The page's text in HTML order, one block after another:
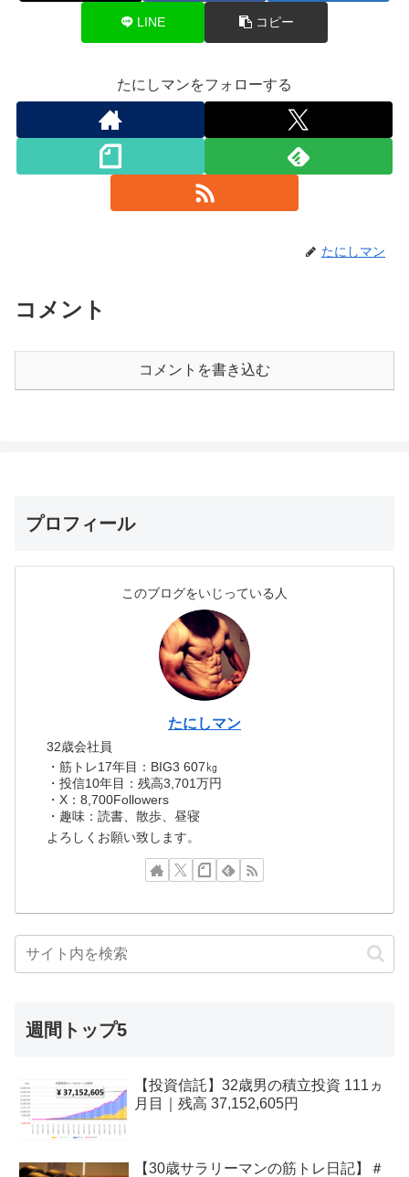
LINE コピー
たにしマンをフォローする
たにしマン
コメント
コメントを書き込む
プロフィール
このブログをいじっている人
たにしマン
32歳会社員
・筋トレ17年目：BIG3 607㎏
・投信10年目：残高3,701万円
・X：8,700Followers
・趣味：読書、散歩、昼寝
よろしくお願い致します。
週間トップ5
【投資信託】32歳男の積立投資 111ヵ
月目｜残高 37,152,605円
【30歳サラリーマンの筋トレ日記】＃